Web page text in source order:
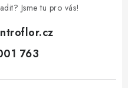
Jsme tu pro vás!
763